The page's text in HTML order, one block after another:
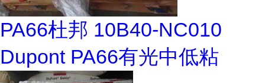
PA66杜邦 10B40-NC010
Dupont PA66有光中低粘